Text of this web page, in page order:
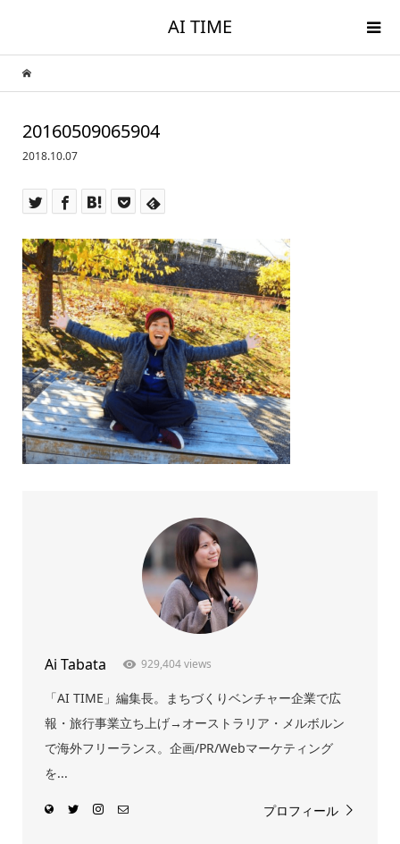
AI TIME
20160509065904
2018.10.07
Ai Tabata 929,404 views
「AI TIME」編集長。まちづくりベンチャー企業で広
報・旅行事業立ち上げ→オーストラリア・メルボルン
で海外フリーランス。企画/PR/Webマーケティング
を...
プロフィール